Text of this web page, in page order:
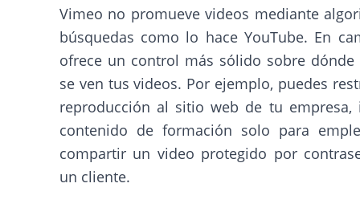
Vimeo no promueve videos mediante
búsquedas como lo hace YouTube. En
ofrece un control más sólido sobre dónde
se ven tus videos. Por ejemplo, puedes
reproducción al sitio web de tu empresa,
contenido de formación solo para
compartir un video protegido por
un cliente.